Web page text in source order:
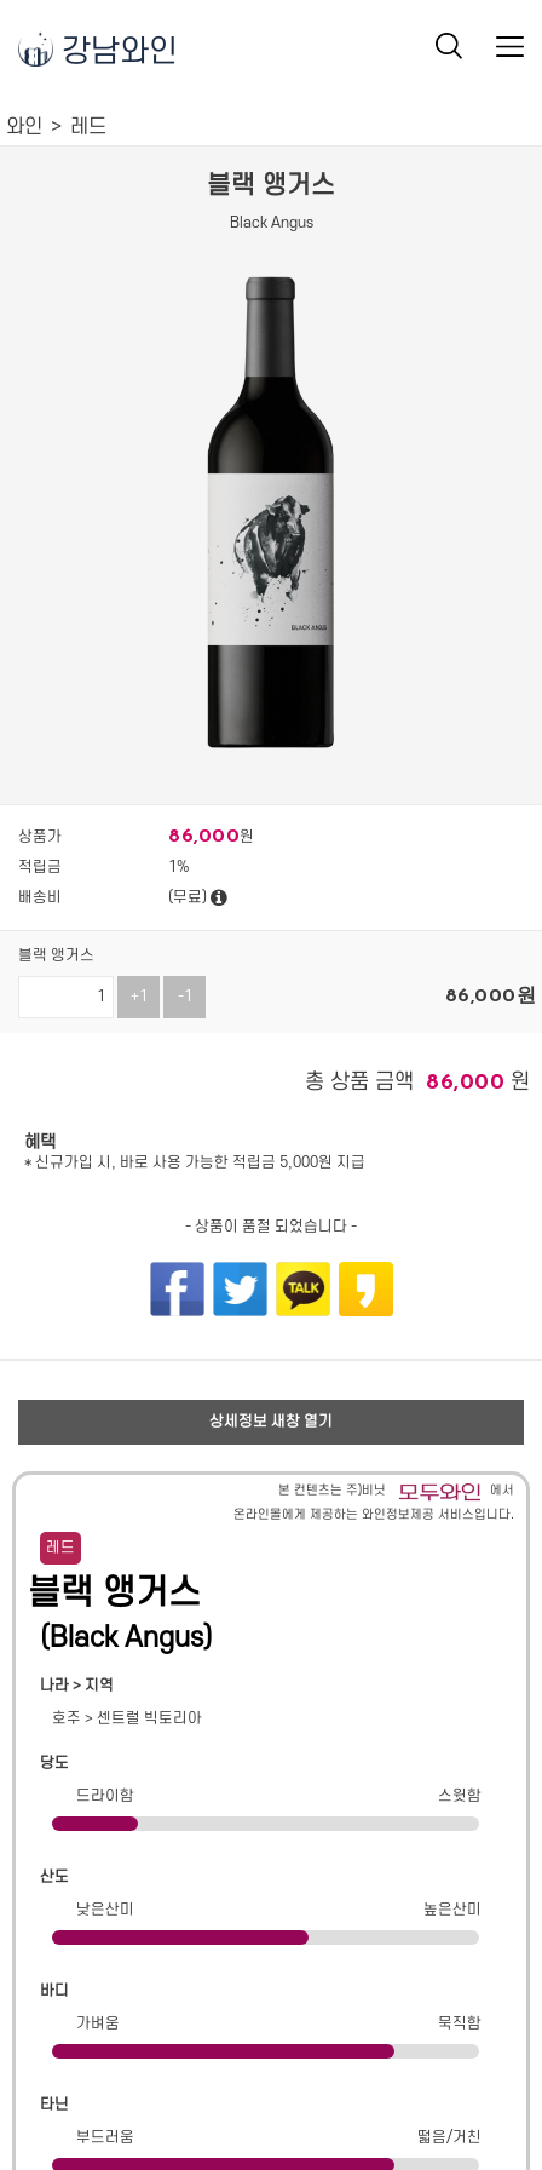
강남와인
와인 레드
블랙 앵거스
Black Angus
상품가 86,000원
적립금
1%
배송비
(무료)
블랙 앵거스
+1 -1 86,000원
총 상품 금액 86,000 원
혜택
* 신규가입 시, 바로 사용 가능한 적립금 5,000원 지급
- 상품이 품절 되었습니다 -
상세정보 새창 열기
본 컨텐츠는 주)비닛
에서
온라인몰에게 제공하는 와인정보제공 서비스입니다.
레드
블랙 앵거스
(Black Angus)
나라 > 지역
호주 > 센트럴 빅토리아
당도
드라이함
스윗함
산도
낮은산미
높은산미
바디
가벼움
묵직함
타닌
부드러움
떫음/거친